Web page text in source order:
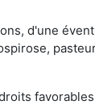
d'une